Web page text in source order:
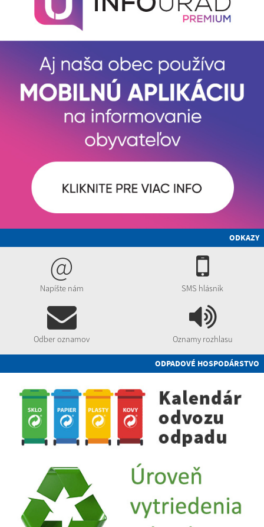
ODKAZY
@
Napíšte nám SMS hlásnik
Odber oznamov Oznamy rozhlasu
ODPADOVÉ HOSPODÁRSTVO